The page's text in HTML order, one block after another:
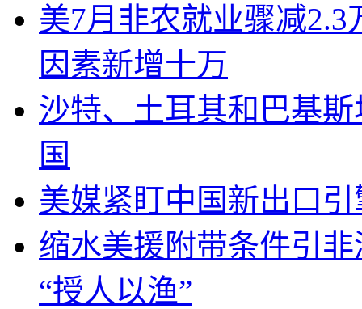
美7月非农就业骤减
因素新增十万
沙特、土耳其和巴基
国
美媒紧盯中国新出口
缩水美援附带条件引
“授人以渔”